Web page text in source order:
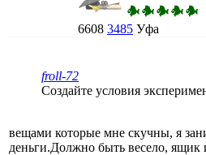
6608 3485 Уфа
froll-72
Создайте условия
вещами которые мне скучны, я
деньги.Должно быть весело, ящик